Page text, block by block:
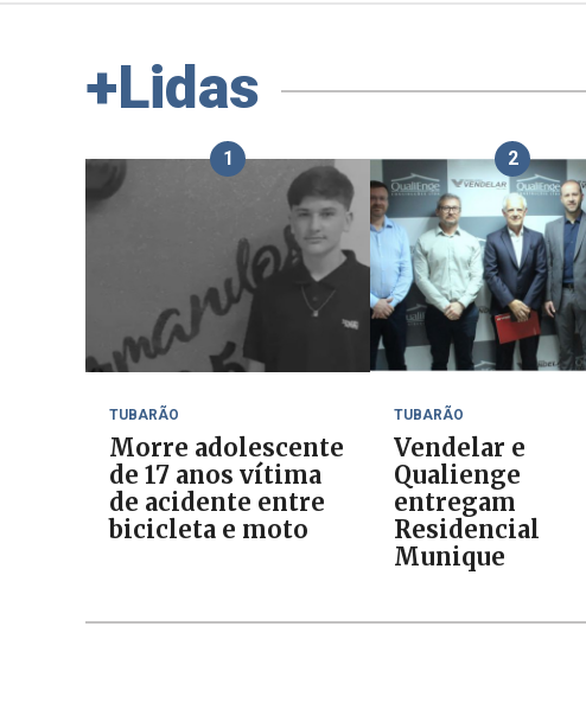
+Lidas
1
TUBARÃO
Morre adolescente
de 17 anos vítima
de acidente entre
bicicleta e moto
2
TUBARÃO
Vendelar e
Qualienge
entregam
Residencial
Munique